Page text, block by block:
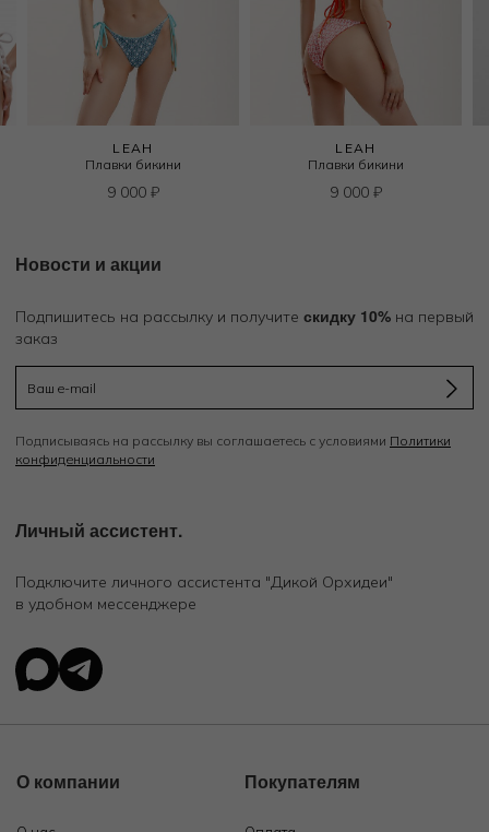
LEAH
Плавки бикини
9 000 ₽
LEAH
Плавки бикини
9 000 ₽
Новости и акции
Подпишитесь на рассылку и получите скидку 10% на первый
заказ
Подписываясь на рассылку вы соглашаетесь с условиями Политики
конфиденциальности
Личный ассистент.
Подключите личного ассистента "Дикой Орхидеи"
в удобном мессенджере
О компании Покупателям